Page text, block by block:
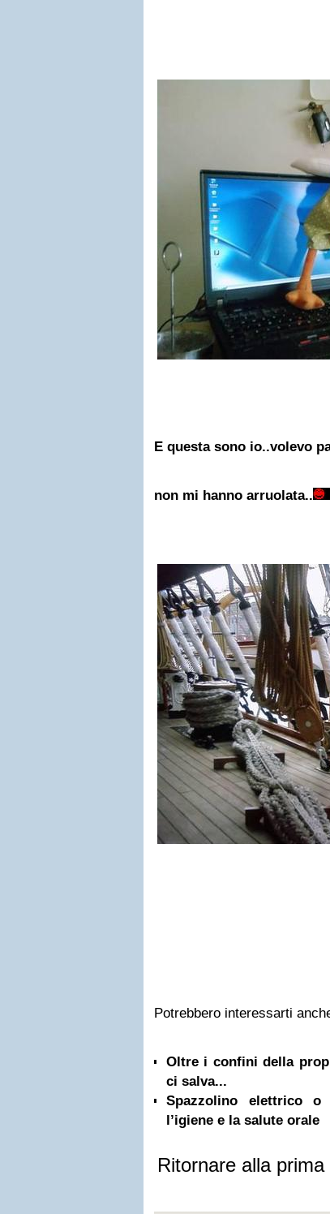
E questa sono io..volevo
non mi hanno arruolata..
Potrebbero interessarti
Oltre i confini della
ci salva...
Spazzolino elettrico
l’igiene e la salute orale
Ritornare alla prima